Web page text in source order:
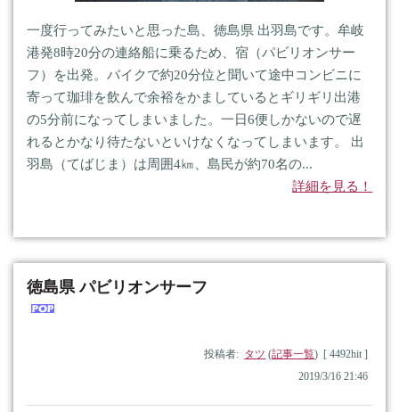
一度行ってみたいと思った島、徳島県 出羽島です。牟岐
港発8時20分の連絡船に乗るため、宿（パビリオンサー
フ）を出発。バイクで約20分位と聞いて途中コンビニに
寄って珈琲を飲んで余裕をかましているとギリギリ出港
の5分前になってしまいました。一日6便しかないので遅
れるとかなり待たないといけなくなってしまいます。 出
羽島（てばじま）は周囲4㎞、島民が約70名の...
詳細を見る！
徳島県 パビリオンサーフ
投稿者: タツ (記事一覧) [ 4492hit ]
2019/3/16 21:46